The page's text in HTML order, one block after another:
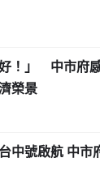
好！」 中市府
榮景
中號啟航 中市